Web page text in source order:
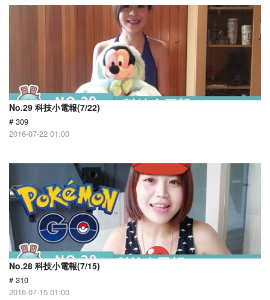
No.29 科技小電報(7/22)
# 309
2016-07-22 01:00
No.28 科技小電報(7/15)
# 310
2016-07-15 01:00